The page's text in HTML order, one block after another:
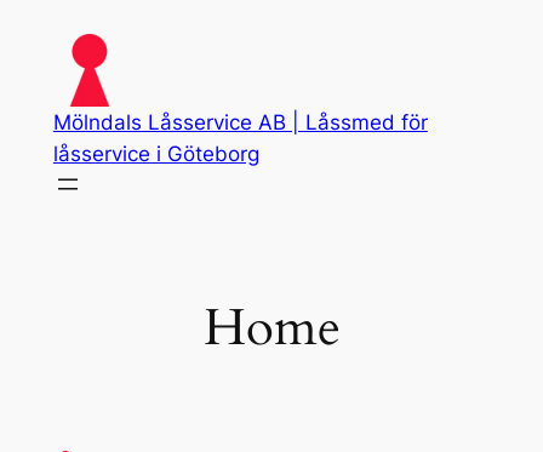
content
Mölndals Låsservice AB | Låssmed för
låsservice i Göteborg
Home